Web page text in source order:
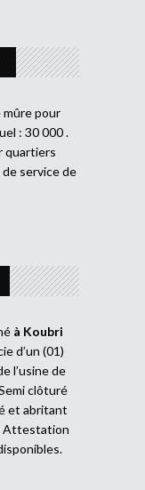
mûre pour
: 30 000 .
quartiers
service de
à Koubri
d’un (01)
l’usine de
clôturé
et abritant
Attestation